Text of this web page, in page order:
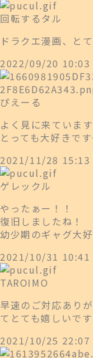
回転するタル
ドラクエ漫画、と
2022/09/20 10:03
ぴえーる
よく見に来ています
とっても大好きです
2021/11/28 15:13
ゲレックル
やったぁー！！
復旧しましたね！
幼少期のギャグ大
2021/10/31 10:41
TAROIMO
早速のご対応あり
てとても嬉しいです
2021/10/25 22:07